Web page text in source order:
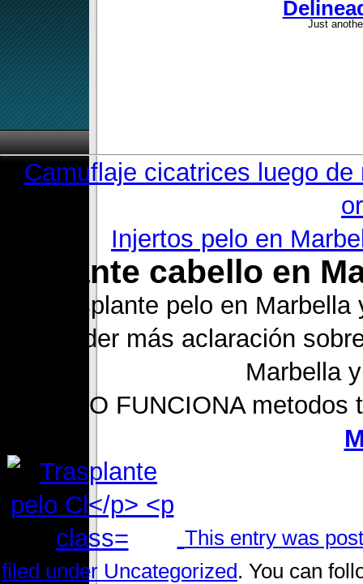
Just
Camuflaje cicatrices luego
Injertos pelo en
Implante cabello en
Trasplante pelo en
aprender más aclaración
Marbella
? CÓMO FUNCIONA
This entry was
filed under Uncategorized. You can